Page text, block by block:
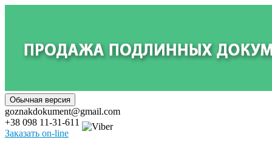
goznakdokument@gmail.com
+38 098 11-31-611
Заказать on-line